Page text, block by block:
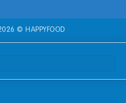
© HAPPYFOOD